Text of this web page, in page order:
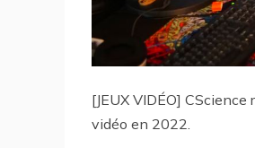
[JEUX VIDÉO]
vidéo en 2022.